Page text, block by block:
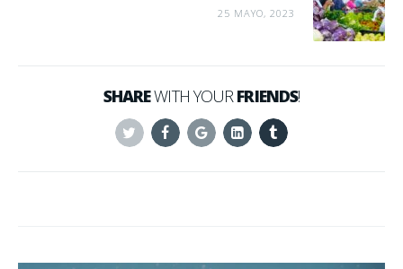
25 MAYO, 2023
SHAREWITH YOUR FRIENDS!